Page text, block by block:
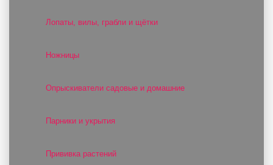
Лопаты, вилы, грабли и щётки
Ножницы
Опрыскиватели садовые и домашние
Парники и укрытия
Прививка растений